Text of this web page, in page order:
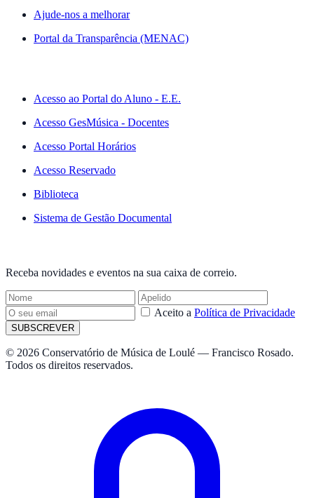
Ajude-nos a melhorar
Portal da Transparência (MENAC)
Acesso ao Portal do Aluno - E.E.
Acesso GesMúsica - Docentes
Acesso Portal Horários
Acesso Reservado
Biblioteca
Sistema de Gestão Documental
Receba novidades e eventos na sua caixa de correio.
Aceito a Política de Privacidade
SUBSCREVER
© 2026 Conservatório de Música de Loulé — Francisco Rosado.
Todos os direitos reservados.